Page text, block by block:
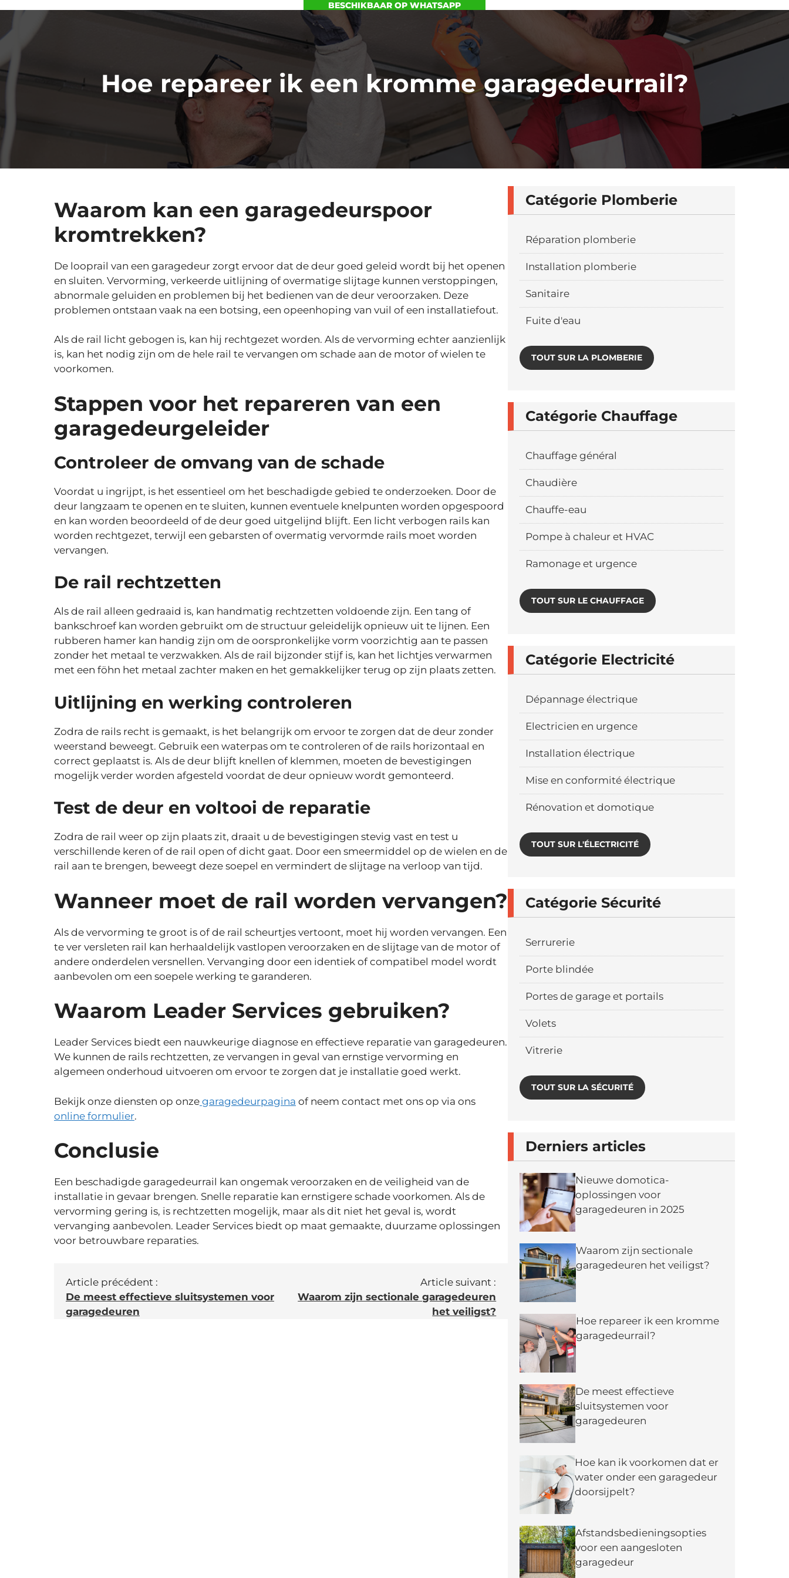
BESCHIKBAAR OP WHATSAPP
Hoe repareer ik een kromme garagedeurrail?
Waarom kan een garagedeurspoor
kromtrekken?
De looprail van een garagedeur zorgt ervoor dat de deur goed geleid wordt bij het openen
en sluiten. Vervorming, verkeerde uitlijning of overmatige slijtage kunnen verstoppingen,
abnormale geluiden en problemen bij het bedienen van de deur veroorzaken. Deze
problemen ontstaan vaak na een botsing, een opeenhoping van vuil of een installatiefout.
Als de rail licht gebogen is, kan hij rechtgezet worden. Als de vervorming echter aanzienlijk
is, kan het nodig zijn om de hele rail te vervangen om schade aan de motor of wielen te
voorkomen.
Stappen voor het repareren van een
garagedeurgeleider
Controleer de omvang van de schade
Voordat u ingrijpt, is het essentieel om het beschadigde gebied te onderzoeken. Door de
deur langzaam te openen en te sluiten, kunnen eventuele knelpunten worden opgespoord
en kan worden beoordeeld of de deur goed uitgelijnd blijft. Een licht verbogen rails kan
worden rechtgezet, terwijl een gebarsten of overmatig vervormde rails moet worden
vervangen.
De rail rechtzetten
Als de rail alleen gedraaid is, kan handmatig rechtzetten voldoende zijn. Een tang of
bankschroef kan worden gebruikt om de structuur geleidelijk opnieuw uit te lijnen. Een
rubberen hamer kan handig zijn om de oorspronkelijke vorm voorzichtig aan te passen
zonder het metaal te verzwakken. Als de rail bijzonder stijf is, kan het lichtjes verwarmen
met een föhn het metaal zachter maken en het gemakkelijker terug op zijn plaats zetten.
Uitlijning en werking controleren
Zodra de rails recht is gemaakt, is het belangrijk om ervoor te zorgen dat de deur zonder
weerstand beweegt. Gebruik een waterpas om te controleren of de rails horizontaal en
correct geplaatst is. Als de deur blijft knellen of klemmen, moeten de bevestigingen
mogelijk verder worden afgesteld voordat de deur opnieuw wordt gemonteerd.
Test de deur en voltooi de reparatie
Zodra de rail weer op zijn plaats zit, draait u de bevestigingen stevig vast en test u
verschillende keren of de rail open of dicht gaat. Door een smeermiddel op de wielen en de
rail aan te brengen, beweegt deze soepel en vermindert de slijtage na verloop van tijd.
Wanneer moet de rail worden vervangen?
Als de vervorming te groot is of de rail scheurtjes vertoont, moet hij worden vervangen. Een
te ver versleten rail kan herhaaldelijk vastlopen veroorzaken en de slijtage van de motor of
andere onderdelen versnellen. Vervanging door een identiek of compatibel model wordt
aanbevolen om een soepele werking te garanderen.
Waarom Leader Services gebruiken?
Leader Services biedt een nauwkeurige diagnose en effectieve reparatie van garagedeuren.
We kunnen de rails rechtzetten, ze vervangen in geval van ernstige vervorming en
algemeen onderhoud uitvoeren om ervoor te zorgen dat je installatie goed werkt.
Bekijk onze diensten op onze garagedeurpagina of neem contact met ons op via ons
online formulier.
Conclusie
Een beschadigde garagedeurrail kan ongemak veroorzaken en de veiligheid van de
installatie in gevaar brengen. Snelle reparatie kan ernstigere schade voorkomen. Als de
vervorming gering is, is rechtzetten mogelijk, maar als dit niet het geval is, wordt
vervanging aanbevolen. Leader Services biedt op maat gemaakte, duurzame oplossingen
voor betrouwbare reparaties.
Article précédent :
De meest effectieve sluitsystemen voor
garagedeuren
Article suivant :
Waarom zijn sectionale garagedeuren
het veiligst?
Catégorie Plomberie
Réparation plomberie
Installation plomberie
Sanitaire
Fuite d'eau
TOUT SUR LA PLOMBERIE
Catégorie Chauffage
Chauffage général
Chaudière
Chauffe-eau
Pompe à chaleur et HVAC
Ramonage et urgence
TOUT SUR LE CHAUFFAGE
Catégorie Electricité
Dépannage électrique
Electricien en urgence
Installation électrique
Mise en conformité électrique
Rénovation et domotique
TOUT SUR L'ÉLECTRICITÉ
Catégorie Sécurité
Serrurerie
Porte blindée
Portes de garage et portails
Volets
Vitrerie
TOUT SUR LA SÉCURITÉ
Derniers articles
Nieuwe domotica-
oplossingen voor
garagedeuren in 2025
Waarom zijn sectionale
garagedeuren het veiligst?
Hoe repareer ik een kromme
garagedeurrail?
De meest effectieve
sluitsystemen voor
garagedeuren
Hoe kan ik voorkomen dat er
water onder een garagedeur
doorsijpelt?
Afstandsbedieningsopties
voor een aangesloten
garagedeur